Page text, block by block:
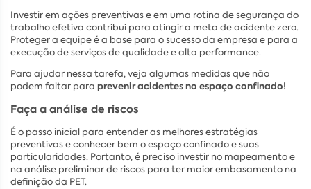
Investir em ações preventivas e em uma rotina de segurança do
trabalho efetiva contribui para atingir a meta de acidente zero.
Proteger a equipe é a base para o sucesso da empresa e para a
execução de serviços de qualidade e alta performance.
Para ajudar nessa tarefa, veja algumas medidas que não
podem faltar para prevenir acidentes no espaço confinado!
Faça a análise de riscos
É o passo inicial para entender as melhores estratégias
preventivas e conhecer bem o espaço confinado e suas
particularidades. Portanto, é preciso investir no mapeamento e
na análise preliminar de riscos para ter maior embasamento na
definição da PET.